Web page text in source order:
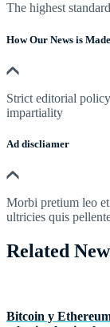
The highest
How Our News is Made
Strict editorial
impartiality
Ad discliamer
Morbi pretium leo
ultricies quis
Related
Bitcoin y